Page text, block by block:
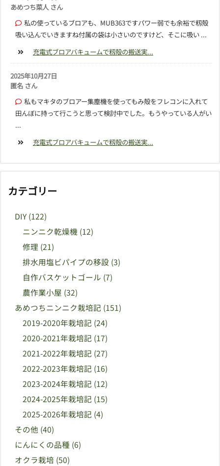
あめつち菜人 さん
私の使っているブロアも、MUB363ですパワー弱でも余裕で籾殻
吸い込んでいきますね付属の袋は小さいのですけど、そこに吸い ...
充電式ブロアバキュームで籾殻の搬送実...
2025年10月27日
匿名 さん
私もマキタのブロアー集塵機を使ってもみ殻をフレコンに入れて
田んぼに持って行こうと思って検討中でした。もうやっている人がい
...
充電式ブロアバキュームで籾殻の搬送実...
カテゴリー
DIY (122)
ニンニク乾燥機 (12)
修理 (21)
排水用塩ビパイプの移設 (3)
自作バスケットゴール (7)
農作業小屋 (32)
あめつちニンニク栽培記 (151)
2019-2020年栽培記 (24)
2020-2021年栽培記 (17)
2021-2022年栽培記 (27)
2022-2023年栽培記 (16)
2023-2024年栽培記 (12)
2024-2025年栽培記 (15)
2025-2026年栽培記 (4)
その他 (40)
にんにくの品種 (6)
オクラ栽培 (50)